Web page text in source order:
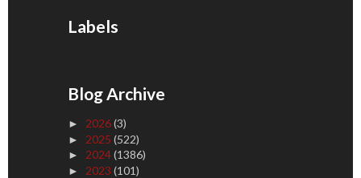
Labels
Blog Archive
► 2026(3)
► 2025 (522)
► 2024(1386)
► 2023 (101)